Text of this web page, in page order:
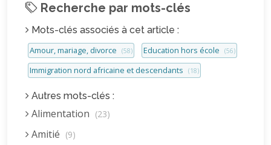
Recherche par mots-clés
Mots-clés associés à cet article :
Amour, mariage, divorce (58) Education hors école (56)
Immigration nord africaine et descendants (18)
Autres mots-clés :
Alimentation (23)
Amitié (9)